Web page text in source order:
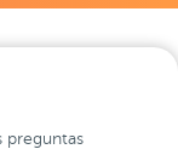
preguntas